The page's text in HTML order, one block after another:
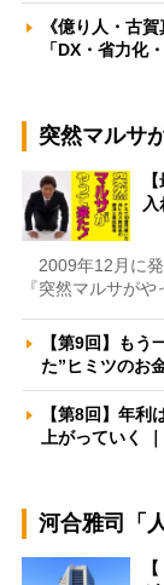
《億り人・古
「DX・省力化
突然マルサ
入
2009年12月に発
『突然マルサが
【第9回】も
た”ヒミツのお
【第8回】年
上がっていく
河合雅司「